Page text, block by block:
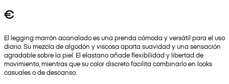
€
El legging marrón acanalado es una prenda cómoda y versátil para el uso
diario. Su mezcla de algodón y viscosa aporta suavidad y una sensación
agradable sobre la piel. El elastano añade flexibilidad y libertad de
movimiento, mientras que su color discreto facilita combinarlo en looks
casuales o de descanso.